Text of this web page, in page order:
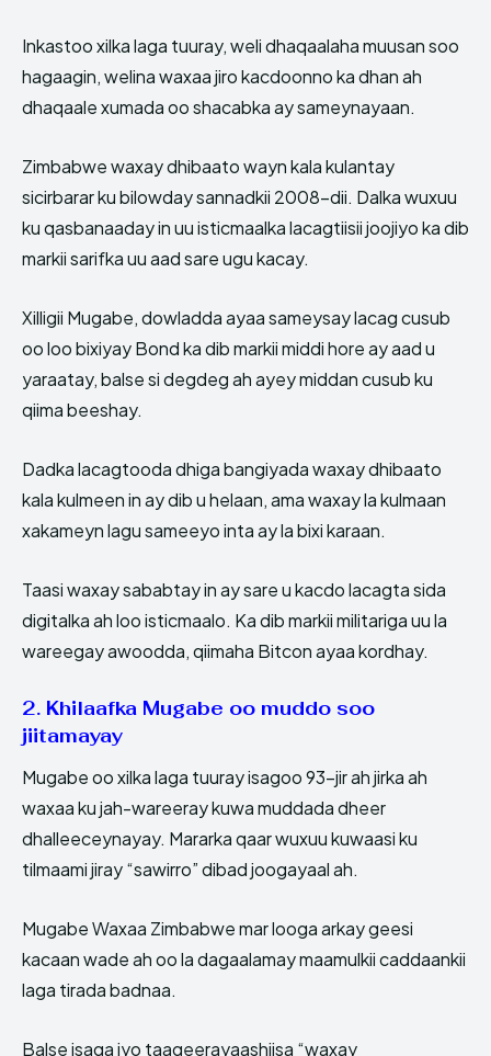
Inkastoo xilka laga tuuray, weli dhaqaalaha muusan soo
hagaagin, welina waxaa jiro kacdoonno ka dhan ah
dhaqaale xumada oo shacabka ay sameynayaan.
Zimbabwe waxay dhibaato wayn kala kulantay
sicirbarar ku bilowday sannadkii 2008-dii. Dalka wuxuu
ku qasbanaaday in uu isticmaalka lacagtiisii joojiyo ka dib
markii sarifka uu aad sare ugu kacay.
Xilligii Mugabe, dowladda ayaa sameysay lacag cusub
oo loo bixiyay Bond ka dib markii middi hore ay aad u
yaraatay, balse si degdeg ah ayey middan cusub ku
qiima beeshay.
Dadka lacagtooda dhiga bangiyada waxay dhibaato
kala kulmeen in ay dib u helaan, ama waxay la kulmaan
xakameyn lagu sameeyo inta ay la bixi karaan.
Taasi waxay sababtay in ay sare u kacdo lacagta sida
digitalka ah loo isticmaalo. Ka dib markii militariga uu la
wareegay awoodda, qiimaha Bitcon ayaa kordhay.
2. Khilaafka Mugabe oo muddo soo
jiitamayay
Mugabe oo xilka laga tuuray isagoo 93-jir ah jirka ah
waxaa ku jah-wareeray kuwa muddada dheer
dhalleeceynayay. Mararka qaar wuxuu kuwaasi ku
tilmaami jiray “sawirro” dibad joogayaal ah.
Mugabe Waxaa Zimbabwe mar looga arkay geesi
kacaan wade ah oo la dagaalamay maamulkii caddaankii
laga tirada badnaa.
Balse isaga iyo taageerayaashiisa “waxay